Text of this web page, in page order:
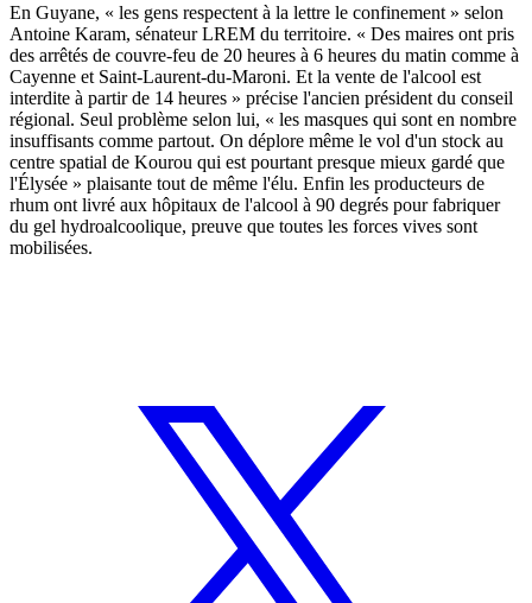
En Guyane, « les gens respectent à la lettre le confinement » selon
Antoine Karam, sénateur LREM du territoire. « Des maires ont pris
des arrêtés de couvre-feu de 20 heures à 6 heures du matin comme à
Cayenne et Saint-Laurent-du-Maroni. Et la vente de l'alcool est
interdite à partir de 14 heures » précise l'ancien président du conseil
régional. Seul problème selon lui, « les masques qui sont en nombre
insuffisants comme partout. On déplore même le vol d'un stock au
centre spatial de Kourou qui est pourtant presque mieux gardé que
l'Élysée » plaisante tout de même l'élu. Enfin les producteurs de
rhum ont livré aux hôpitaux de l'alcool à 90 degrés pour fabriquer
du gel hydroalcoolique, preuve que toutes les forces vives sont
mobilisées.